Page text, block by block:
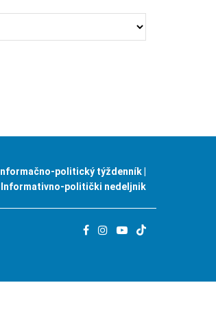
Informačno-politický týždenník |
Informativno-politički nedeljnik